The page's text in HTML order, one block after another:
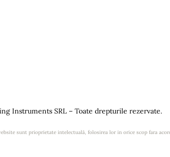
Instruments SRL – Toate drepturile rezervate.
sunt prioprietate intelectuală, folosirea lor in orice scop fara